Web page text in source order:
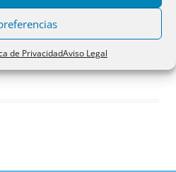
de PrivacidadAviso Legal